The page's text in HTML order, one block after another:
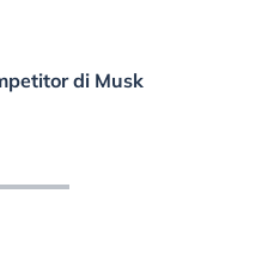
di Musk